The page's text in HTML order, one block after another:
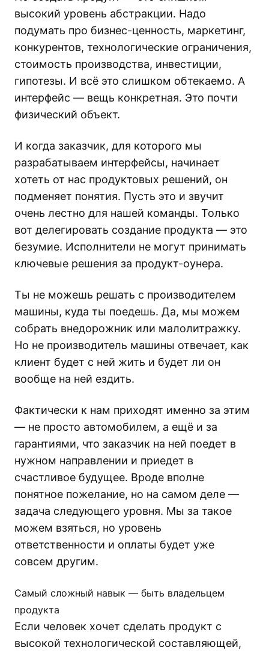
высокий уровень абстракции. Надо
подумать про бизнес-ценность, маркетинг,
конкурентов, технологические ограничения,
стоимость производства, инвестиции,
гипотезы. И всё это слишком обтекаемо. А
интерфейс — вещь конкретная. Это почти
физический объект.
И когда заказчик, для которого мы
разрабатываем интерфейсы, начинает
хотеть от нас продуктовых решений, он
подменяет понятия. Пусть это и звучит
очень лестно для нашей команды. Только
вот делегировать создание продукта — это
безумие. Исполнители не могут принимать
ключевые решения за продукт-оунера.
Ты не можешь решать с производителем
машины, куда ты поедешь. Да, мы можем
собрать внедорожник или малолитражку.
Но не производитель машины отвечает, как
клиент будет с ней жить и будет ли он
вообще на ней ездить.
Фактически к нам приходят именно за этим
— не просто автомобилем, а ещё и за
гарантиями, что заказчик на ней поедет в
нужном направлении и приедет в
счастливое будущее. Вроде вполне
понятное пожелание, но на самом деле —
задача следующего уровня. Мы за такое
можем взяться, но уровень
ответственности и оплаты будет уже
совсем другим.
Самый сложный навык — быть владельцем
продукта
Если человек хочет сделать продукт с
высокой технологической составляющей,